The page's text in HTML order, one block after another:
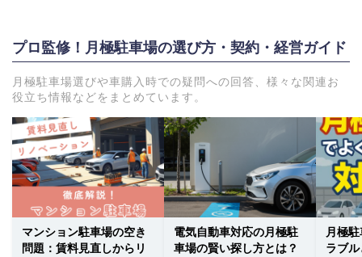
プロ監修！月極駐車場の選び方・契約・経営ガイド
月極駐車場選びや車購入時での疑問への回答、様々な関連お
役立ち情報などをまとめています。
マンション駐車場の空き
問題：賃料見直しからリ
電気自動車対応の月極駐
車場の賢い探し方とは？
月極
ラブ